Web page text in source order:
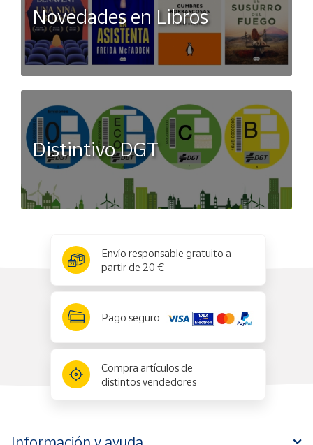
Novedades en Libros
Distintivo DGT
Envío responsable gratuito a
partir de 20 €
Pago seguro
Compra artículos de
distintos vendedores